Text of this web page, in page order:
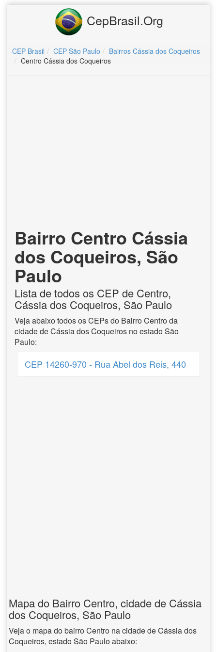
CepBrasil.Org
CEP Brasil CEP São Paulo
Bairros Cássia dos Coqueiros
Centro Cássia dos Coqueiros
Bairro Centro Cássia
dos Coqueiros, São
Paulo
Lista de todos os CEP de Centro,
Cássia dos Coqueiros, São Paulo
Veja abaixo todos os CEPs do Bairro Centro da
cidade de Cássia dos Coqueiros no estado São
Paulo:
CEP 14260-970 - Rua Abel dos Reis, 440
Mapa do Bairro Centro, cidade de Cássia
dos Coqueiros, São Paulo
Veja o mapa do bairro Centro na cidade de Cássia dos
Coqueiros, estado São Paulo abaixo: